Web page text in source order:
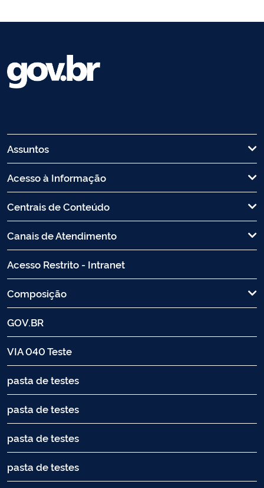
Assuntos
Acesso à Informação
Centrais de Conteúdo
Canais de Atendimento
Acesso Restrito - Intranet
Composição
GOV.BR
VIA 040 Teste
pasta de testes
pasta de testes
pasta de testes
pasta de testes